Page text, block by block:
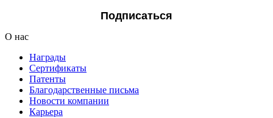
Подписаться
О нас
Награды
Сертификаты
Патенты
Благодарственные письма
Новости компании
Карьера